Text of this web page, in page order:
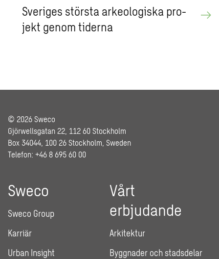
Sve­ri­ges störs­ta ar­ke­o­lo­gis­ka pro­
jekt genom ti­der­na
© 2026 Sweco
Gjörwellsgatan 22, 112 60 Stockholm
Box 34044, 100 26 Stockholm, Sweden
Telefon: +46 8 695 60 00
Sweco
Sweco Group
Karriär
Urban Insight
Vårt
erbjudande
Arkitektur
Byggnader och stadsdelar